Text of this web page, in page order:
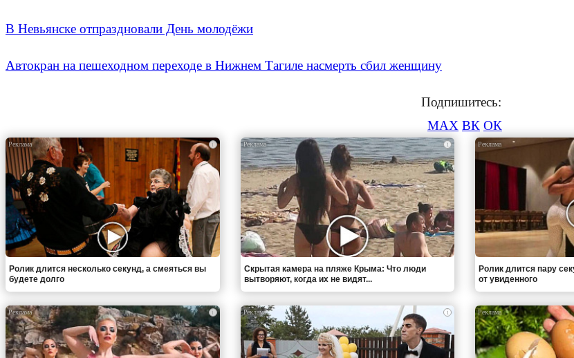
В Невьянске отпраздновали День молодёжи
Автокран на пешеходном переходе в Нижнем Тагиле насмерть сбил женщину
Подпишитесь:
MAX ВК ОК
i
Ролик длится несколько секунд, а смеяться вы
будете долго
i
Скрытая камера на пляже Крыма: Что люди
вытворяют, когда их не видят...
Ролик длится пару
от увиденного
i i